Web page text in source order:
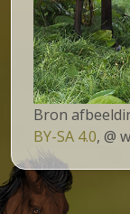
Bron
BY-SA 4.0, @